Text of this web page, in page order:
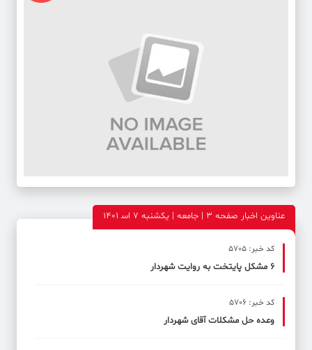
عناوین اخبار صفحه ۳ | جامعه | یکشنبه 7 اس‍ 1401
کد خبر: 5705
۶ مشکل پایتخت به روایت شهردار
کد خبر: 5706
وعده حل مشکلات آقای شهردار